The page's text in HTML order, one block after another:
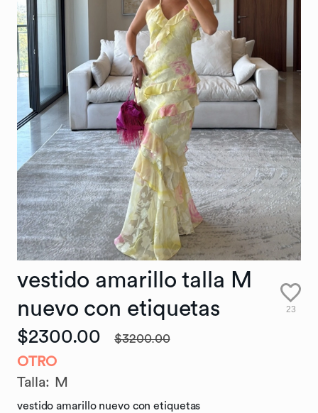
vestido amarillo talla M
nuevo con etiquetas 23
$2300.00 $3200.00
OTRO
Talla: M
vestido amarillo nuevo con etiquetas